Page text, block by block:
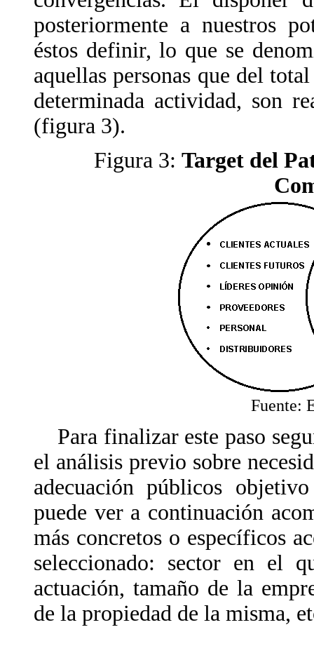
posteriormente a nuestros
éstos definir, lo que se
aquellas personas que del
determinada actividad, son
(figura 3).
Figura 3: Target del
Fuente:
Para finalizar este paso
el análisis previo sobre
adecuación públicos
puede ver a continuación
más concretos o específicos
seleccionado: sector en el
actuación, tamaño de la
de la propiedad de la misma,